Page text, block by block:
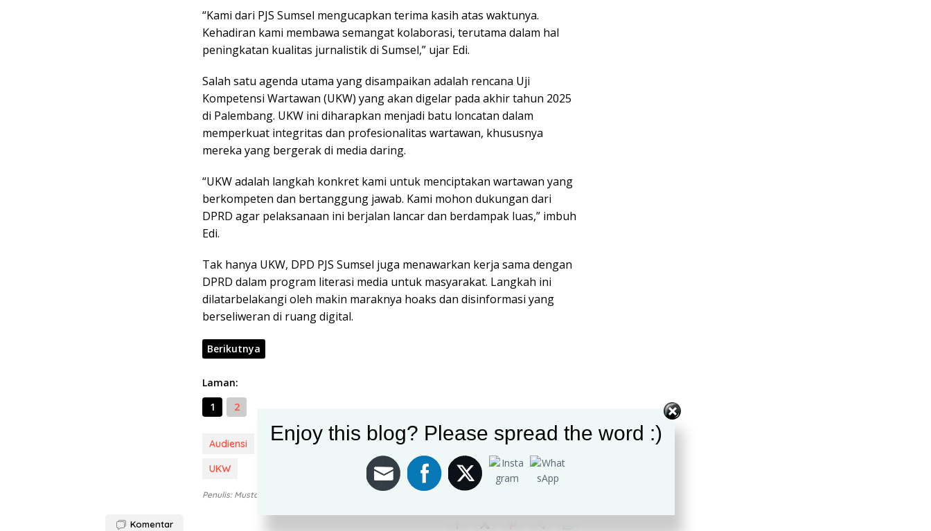
“Kami dari PJS Sumsel mengucapkan terima kasih atas waktunya.
Kehadiran kami membawa semangat kolaborasi, terutama dalam hal
peningkatan kualitas jurnalistik di Sumsel,” ujar Edi.
Salah satu agenda utama yang disampaikan adalah rencana Uji
Kompetensi Wartawan (UKW) yang akan digelar pada akhir tahun 2025
di Palembang. UKW ini diharapkan menjadi batu loncatan dalam
memperkuat integritas dan profesionalitas wartawan, khususnya
mereka yang bergerak di media daring.
“UKW adalah langkah konkret kami untuk menciptakan wartawan yang
berkompeten dan bertanggung jawab. Kami mohon dukungan dari
DPRD agar pelaksanaan ini berjalan lancar dan berdampak luas,” imbuh
Edi.
Tak hanya UKW, DPD PJS Sumsel juga menawarkan kerja sama dengan
DPRD dalam program literasi media untuk masyarakat. Langkah ini
dilatarbelakangi oleh makin maraknya hoaks dan disinformasi yang
berseliweran di ruang digital.
Berikutnya
Laman:
1
2
Audiensi DPD PJS Sumsel Ketua DPRD Sumsel
Literasi Media
UKW
Penulis: Mustakim
Komentar
Enjoy this blog? Please spread the word :)